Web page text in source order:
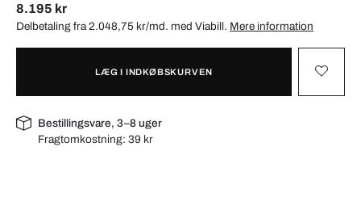
8.195 kr
Delbetaling fra 2.048,75 kr/md. med Viabill. Mere information
LÆG I INDKØBSKURVEN
Bestillingsvare, 3–8 uger
Fragtomkostning:39 kr